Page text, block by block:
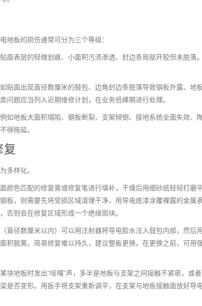
地板的损伤通常可分为三个等级：
面表层的轻微划痕、小面积污渍渗透、封边条局部开胶但未脱落
贴面出现直径数厘米的鼓包、边角封边条脱落导致钢板外露、地
题应当列入近期维修计划，在业务低峰期进行处理。
如地板大面积塌陷、钢板断裂、支架倾倒、接地系统全面失效、
得拖延。
复
多样化。
颜色匹配的修复膏或修复笔进行填补，干燥后用细砂纸轻轻打磨
板，则需要先将受损区域清理干净，用导电底漆涂覆裸露的金属
否则会在修复区域形成一个绝缘斑块。
直径数厘米以内）可以用注射器将导电胶水注入鼓包内部，然后
积脱离，简易修复难以持久，建议整板更换。在更换之前，可用
块地板时发出“吱嘎”声，多半是地板与支架之间接触不紧密，或
是否变形。用扳手将支架重新调平，在支架与地板接触面放好导